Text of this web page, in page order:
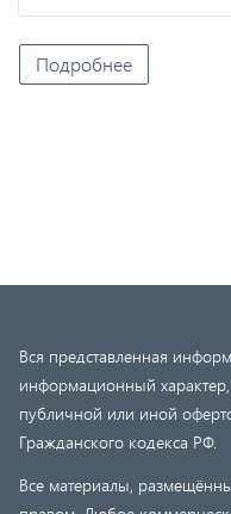
Подробнее
Вся представленная
информационный характер,
публичной или иной
Гражданского кодекса РФ.
Все материалы,